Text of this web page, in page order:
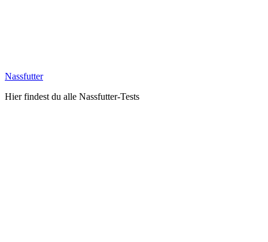
Nassfutter
Hier findest du alle Nassfutter-Tests